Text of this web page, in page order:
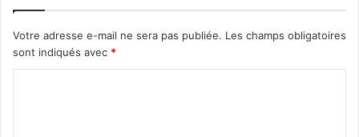
Votre adresse e-mail ne sera pas publiée. Les champs obligatoires
sont indiqués avec *